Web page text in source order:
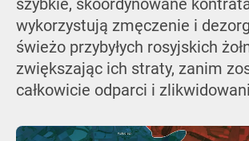
szybkie, skoordynowane
wykorzystują zmęczenie i
świeżo przybyłych rosyjskich
zwiększając ich straty, zanim
całkowicie odparci i